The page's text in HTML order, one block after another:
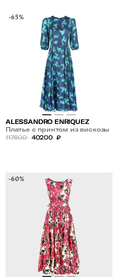
-65%
ALESSANDRO ENRIQUEZ
Платье с принтом из вискозы
и шелка
117600 40200 ₽
-60%